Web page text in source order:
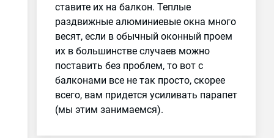
ставите их на балкон. Теплые
раздвижные алюминиевые окна много
весят, если в обычный оконный проем
их в большинстве случаев можно
поставить без проблем, то вот с
балконами все не так просто, скорее
всего, вам придется усиливать парапет
(мы этим занимаемся).